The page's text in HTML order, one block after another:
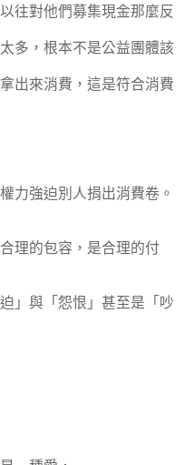
往對他們募集現金那麼反
多，根本不是公益團體該
出來消費，這是符合消費
力強迫別人捐出消費卷。
理的包容，是合理的付
」與「怨恨」甚至是「吵